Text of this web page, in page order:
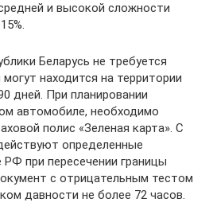
и высокой сложности
Беларусь не требуется
находится на территории
дней. При планировании
автомобиле, необходимо
полис «Зеленая карта». С
определенные
РФ при пересечении границы
с отрицательным тестом
давности не более 72 часов.